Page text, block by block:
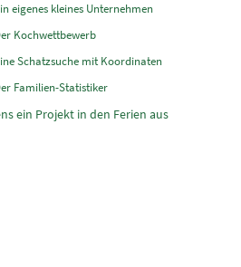
eigenes kleines Unternehmen
Kochwettbewerb
Schatzsuche mit Koordinaten
Familien-Statistiker
ein Projekt in den Ferien aus